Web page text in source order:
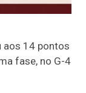
aos 14 pontos
fase, no G-4